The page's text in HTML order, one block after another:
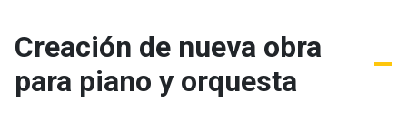
Creación de nueva obra
para piano y orquesta